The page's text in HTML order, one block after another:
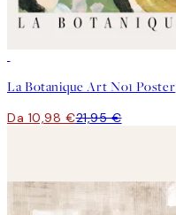
La Botanique Art No1 Poster
Da 10,98 €21,95 €